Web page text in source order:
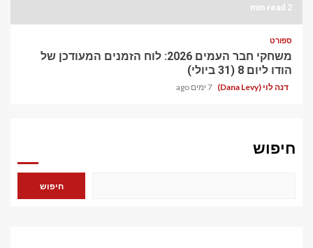
2 min read
ספורט
משחקי חבר העמים 2026: לוח הזמנים המעודכן של
הודו ליום 8 (31 ביולי)
דנה לוי (Dana Levy) 7 ימים ago
חיפוש
חיפוש